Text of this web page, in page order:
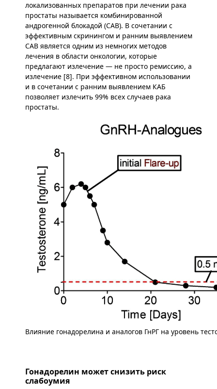
локализованных препаратов при лечении рака
простаты называется комбинированной
андрогенной блокадой (CAB). В сочетании с
эффективным скринингом и ранним выявлением
CAB является одним из немногих методов
лечения в области онкологии, которые
предлагают излечение — не просто ремиссию, а
излечение [8]. При эффективном использовании
и в сочетании с ранним выявлением КАБ
позволяет излечить 99% всех случаев рака
простаты.
Влияние гонадорелина и аналогов ГнРГ на уровень
Гонадорелин может снизить риск
слабоумия